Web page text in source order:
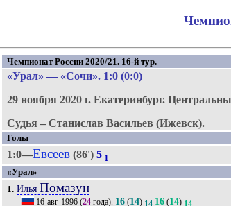
Чемпионат России 2020/21. 16-й тур.
«Урал» — «Сочи». 1:0 (0:0)
29 ноября 2020 г.Екатеринбург.
Судья – Станислав Васильев (Ижевск).
Голы
1:0—Евсеев (86')5 1
«Урал»
1. Илья Помазун
16-авг-1996 (24 года). 16 (14) 16 (14)